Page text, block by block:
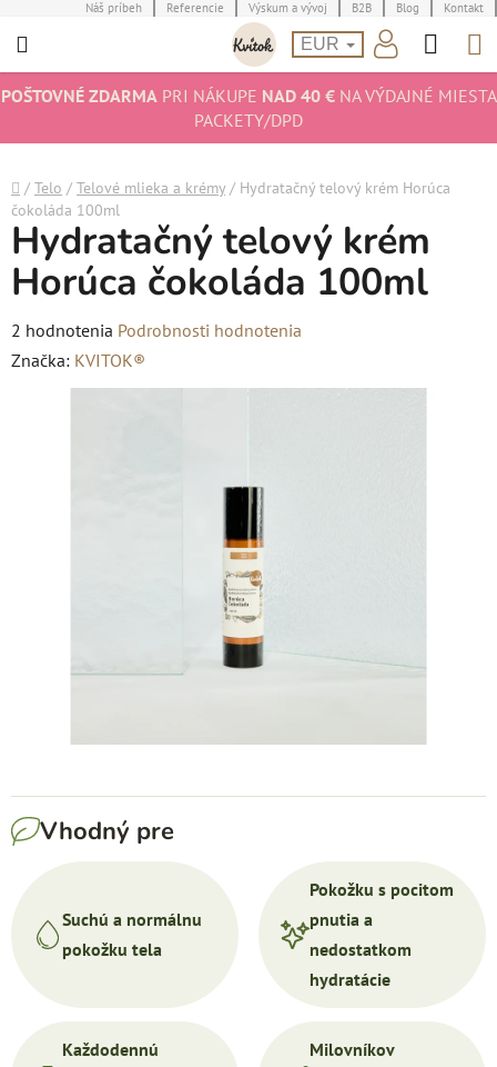
na
Náš príbeh Referencie Výskum a vývoj B2B Blog Kontakt
EUR
POŠTOVNÉ ZDARMAPRI NÁKUPE NAD 40 €NA VÝDAJNÉ MIESTA
PACKETY/DPD
Domov
/ Telo / Telové mlieka a krémy / Hydratačný telový krém Horúca
čokoláda 100ml
Vhodný pre
Suchú a normálnu
pokožku tela
Pokožku s pocitom
pnutia a
nedostatkom
hydratácie
Každodennú
Milovníkov
Hydratačný telový krém
Horúca čokoláda 100ml
Priemerné
hodnotenie
produktu
2 hodnotenia Podrobnosti hodnotenia
Značka: KVITOK®